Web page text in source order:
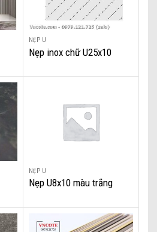
NẸP U
Nẹp inox chữ U25x10
NẸP U
Nẹp U8x10 màu trắng